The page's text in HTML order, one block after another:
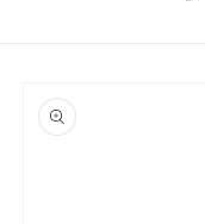
informazioni
sul prodotto